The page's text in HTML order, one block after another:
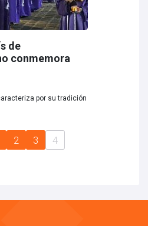
de
conmemora
por su tradición
2 3 4